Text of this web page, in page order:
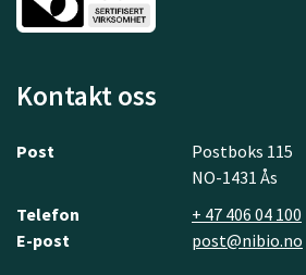
Kontakt oss
Post
Postboks 115
NO-1431 Ås
Telefon
+ 47 406 04 100
E-post
post@nibio.no